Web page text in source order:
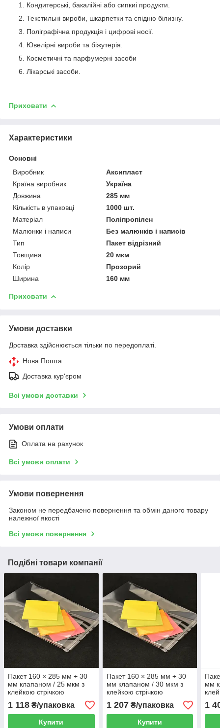
Кондитерські, бакалійні або сипкиі продукти.
Текстильні вироби, шкарпетки та спідню білизну.
Поліграфічна продукція і цифрові носії.
Ювелірні вироби та біжутерія.
Косметичні та парфумерні засоби
Лікарські засоби.
Приховати
Характеристики
Основні
Виробник
Аксипласт
Країна виробник
Україна
Довжина
285 мм
Кількість в упаковці
1000 шт.
Матеріал
Поліпропілен
Малюнки і написи
Без малюнків і написів
Тип
Пакет відрізний
Товщина
20 мкм
Колір
Прозорий
Ширина
160 мм
Приховати
Умови доставки
Доставка здійснюється тільки по передоплаті.
Нова Пошта
Доставка кур'єром
Всі умови доставки
Умови оплати
Оплата на рахунок
Всі умови оплати
Умови повернення
Законом не передбачено повернення та обмін даного товару
належної якості
Всі умови повернення
Подібні товари компанії
Пакет 160 × 285 мм + 30
мм клапаном / 25 мкм з
клейкою стрічкою
поліпропиленовий БОПП
1000 шт
1 118 ₴/упаковка
Купити
Пакет 160 × 285 мм + 30
мм клапаном / 30 мкм з
клейкою стрічкою
поліпропиленовий БОПП
1000 шт
1 207₴/упаковка
Купити
мм
1